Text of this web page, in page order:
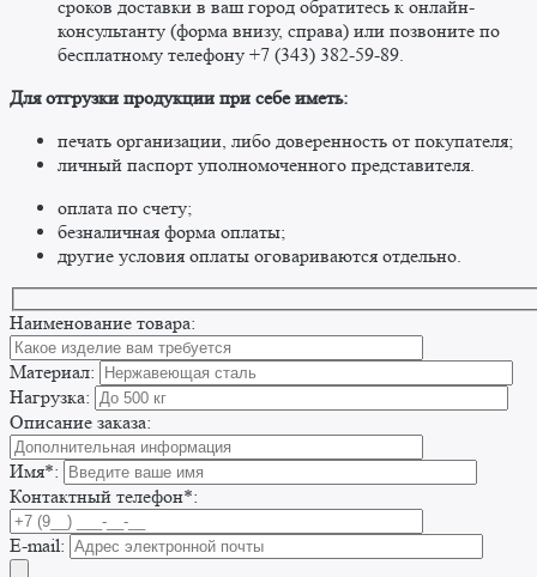
сроков доставки в ваш город обратитесь к онлайн-
консультанту (форма внизу, справа) или позвоните по
бесплатному телефону +7 (343) 382-59-89. ​
​Для отгрузки продукции при себе иметь:
печать организации, либо доверенность от покупателя;
личный паспорт уполномоченного представителя.
оплата по счету;
безналичная форма оплаты;
другие условия оплаты оговариваются отдельно. ​
Наименование товара:
Материал:
Нагрузка:
Описание заказа:
Имя*:
Контактный телефон*:
E-mail: